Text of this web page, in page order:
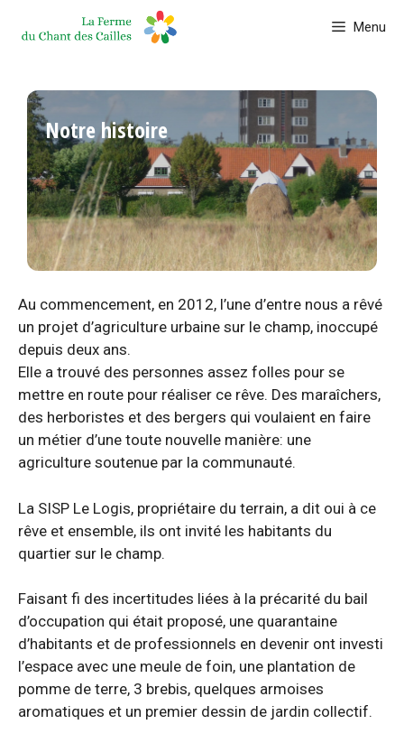
Menu
Notre histoire
Au commencement, en 2012, l’une d’entre nous a rêvé
un projet d’agriculture urbaine sur le champ, inoccupé
depuis deux ans.
Elle a trouvé des personnes assez folles pour se
mettre en route pour réaliser ce rêve. Des maraîchers,
des herboristes et des bergers qui voulaient en faire
un métier d’une toute nouvelle manière: une
agriculture soutenue par la communauté.
La SISP Le Logis, propriétaire du terrain, a dit oui à ce
rêve et ensemble, ils ont invité les habitants du
quartier sur le champ.
Faisant fi des incertitudes liées à la précarité du bail
d’occupation qui était proposé, une quarantaine
d’habitants et de professionnels en devenir ont investi
l’espace avec une meule de foin, une plantation de
pomme de terre, 3 brebis, quelques armoises
aromatiques et un premier dessin de jardin collectif.